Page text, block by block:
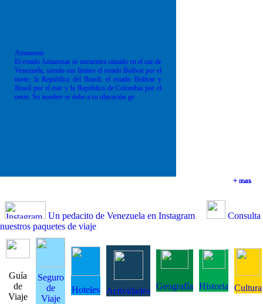
+ mas
+ mas
+ mas
Amazonas
El estado Amazonas se encuentra situado en el sur de
Venezuela, siendo sus límites el estado Bolívar por el
norte; la República del Brasil; el estado Bolívar y
Brasil por el este y la República de Colombia por el
oeste. Su nombre se debe a su ubicación ge
+ mas
Un pedacito de Venezuela en Instagram
Consulta
nuestros paquetes de viaje
Guía
de
Viaje
Seguro
de
Viaje
Hoteles Actividades Geografía Historia Cultura